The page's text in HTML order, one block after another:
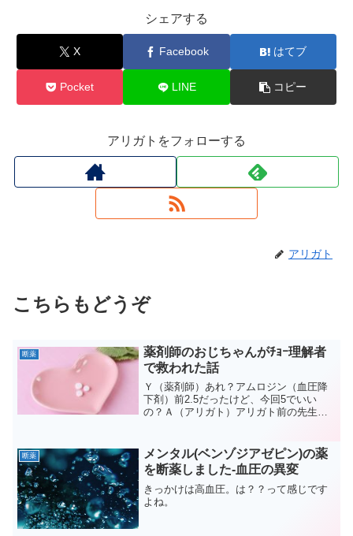
シェアする
X Facebook はてブ
Pocket LINE コピー
アリガトをフォローする
アリガト
こちらもどうぞ
断薬
薬剤師のおじちゃんがﾁｮｰ理解者
で救われた話
Ｙ（薬剤師）あれ？アムロジン（血圧降
下剤）前2.5だったけど、今回5でいい
の？Ａ（アリガト）アリガト前の先生に
出してもらったんですけど、H先生に血圧
測ってもらって結...
断薬
メンタル(ベンゾジアゼピン)の薬
を断薬しました-血圧の異変
きっかけは高血圧。は？？って感じです
よね。